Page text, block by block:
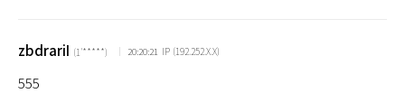
zbdrariI (1'*****) 20:20:21 IP (192.252.X.X)
555